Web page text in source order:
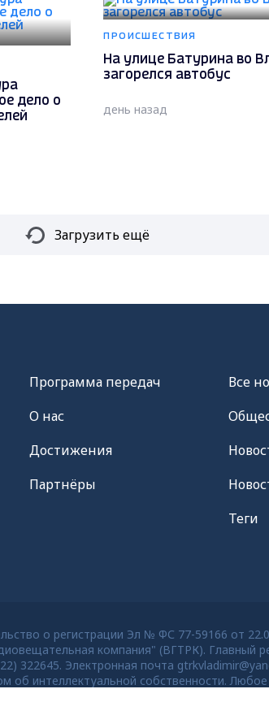
дело о
ПРОИСШЕСТВИЯ
На улице Батурина во
загорелся автобус
день назад
Загрузить ещё
Программа передач
О нас
Достижения
Партнёры
Все
Теги
о регистрации Эл № ФС 77-59166 от
компания" (ВГТРК).
322645. Электронная почта
интеллектуальной собственности.